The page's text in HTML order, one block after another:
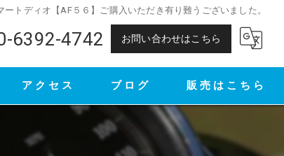
トディオ【AF５６】ご購入いただき有り難うございました。
6392-4742 お問い合わせはこちら
アクセス ブログ 販売はこちら
ヤフオク